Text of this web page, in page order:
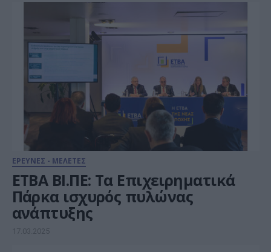
στοχεύει στην ενίσχυση της διασύνδεσης της
ακαδημαϊκής κοινότητας με τη βιομηχανία. Η
συνεργασία αυτή, φιλοδοξεί να δημιουργήσει
ένα δυναμικό οικοσύστημα, ικανό να
προσφέρει νέες […]
ΕΡΕΥΝΕΣ - ΜΕΛΕΤΕΣ
ΕΤΒΑ ΒΙ.ΠΕ: Τα Επιχειρηματικά
Πάρκα ισχυρός πυλώνας
ανάπτυξης
17.03.2025